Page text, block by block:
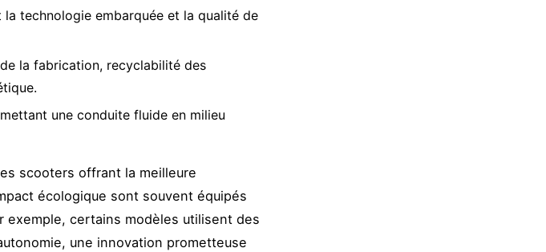
technologie embarquée et la qualité de
la fabrication, recyclabilité des
une conduite fluide en milieu
scooters offrant la meilleure
écologique sont souvent équipés
certains modèles utilisent des
une innovation prometteuse